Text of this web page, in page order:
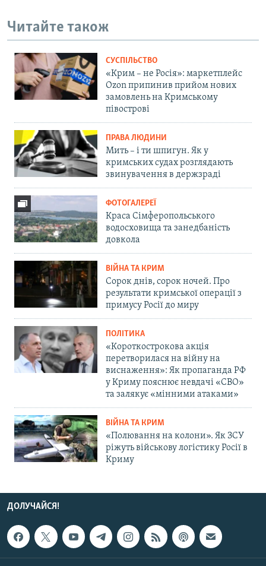
Читайте також
СУСПІЛЬСТВО
«Крим – не Росія»: маркетплейс
Ozon припинив прийом нових
замовлень на Кримському
півострові
ПРАВА ЛЮДИНИ
Мить – і ти шпигун. Як у
кримських судах розглядають
звинувачення в держзраді
ФОТОГАЛЕРЕЇ
Краса Сімферопольського
водосховища та занедбаність
довкола
ВІЙНА ТА КРИМ
Сорок днів, сорок ночей. Про
результати кримської операції з
примусу Росії до миру
ПОЛІТИКА
«Короткострокова акція
перетворилася на війну на
виснаження»: Як пропаганда РФ
у Криму пояснює невдачі «СВО»
та залякує «мінними атаками»
ВІЙНА ТА КРИМ
«Полювання на колони». Як ЗСУ
ріжуть військову логістику Росії в
Криму
ДОЛУЧАЙСЯ!